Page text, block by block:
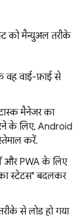
को मैन्युअल तरीके
वह वाई-फ़ाई से
मैनेजर का
के लिए, Android
करें.
और PWA के लिए
स्टेटस" बदलकर
से लोड हो गया